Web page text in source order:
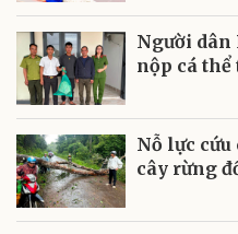
Người dân
nộp cá
Nỗ lực
cây rừng